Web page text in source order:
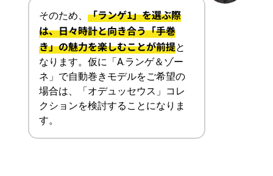
そのため、 「ランゲ1」を選ぶ際
は、日々時計と向き合う「手巻
き」の魅力を楽しむことが前提と
なります。仮に「A.ランゲ＆ゾー
ネ」で自動巻きモデルをご希望の
場合は、「オデュッセウス」コレ
クションを検討することになりま
す。